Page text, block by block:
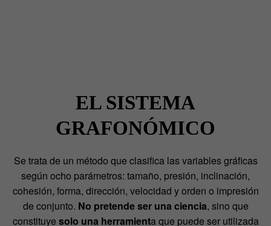
EL SISTEMA
GRAFONÓMICO
Se trata de un método que clasifica las variables gráficas
según ocho parámetros: tamaño, presión, inclinación,
cohesión, forma, dirección, velocidad y orden o impresión
de conjunto. No pretende ser una ciencia, sino que
constituye solo una herramienta que puede ser utilizada